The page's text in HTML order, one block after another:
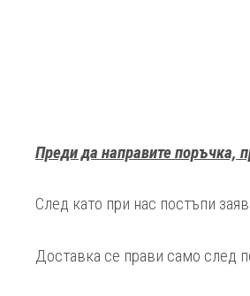
Преди да направите поръчка,
След като при нас постъпи
Доставка се прави само след